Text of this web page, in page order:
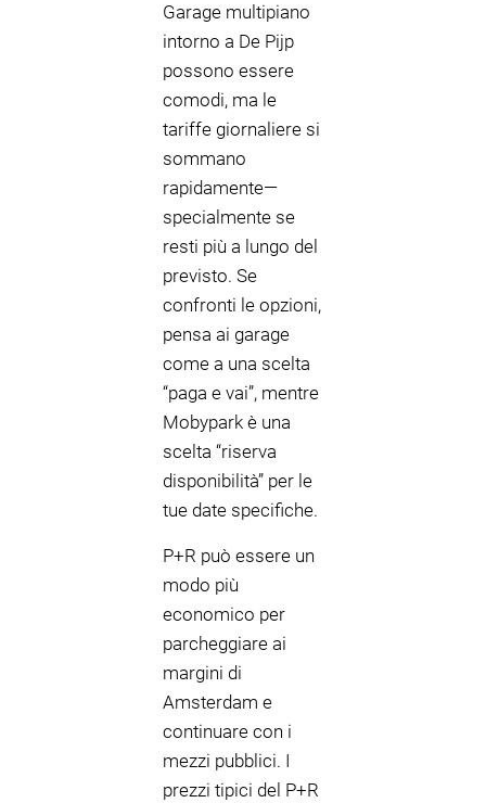
Garage multipiano
intorno a De Pijp
possono essere
comodi, ma le
tariffe giornaliere si
sommano
rapidamente—
specialmente se
resti più a lungo del
previsto. Se
confronti le opzioni,
pensa ai garage
come a una scelta
“paga e vai”, mentre
Mobypark è una
scelta “riserva
disponibilità” per le
tue date specifiche.
P+R può essere un
modo più
economico per
parcheggiare ai
margini di
Amsterdam e
continuare con i
mezzi pubblici. I
prezzi tipici del P+R